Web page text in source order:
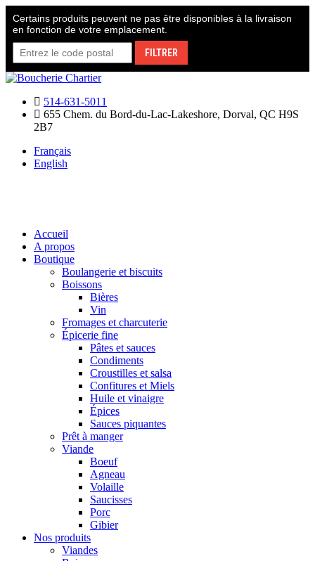
to
content
Certains produits peuvent ne pas être disponibles à la livraison
en fonction de votre emplacement.
FILTRER
514-631-5011
655 Chem. du Bord-du-Lac-Lakeshore, Dorval, QC H9S
2B7
Français
English
Accueil
A propos
Boutique
Boulangerie et biscuits
Boissons
Bières
Vin
Fromages et charcuterie
Épicerie fine
Pâtes et sauces
Condiments
Croustilles et salsa
Confitures et Miels
Huile et vinaigre
Épices
Sauces piquantes
Prêt à manger
Viande
Boeuf
Agneau
Volaille
Saucisses
Porc
Gibier
Nos produits
Viandes